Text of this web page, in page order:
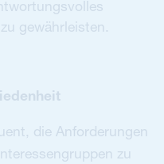
gewährleisten.
die Anforderungen
zu